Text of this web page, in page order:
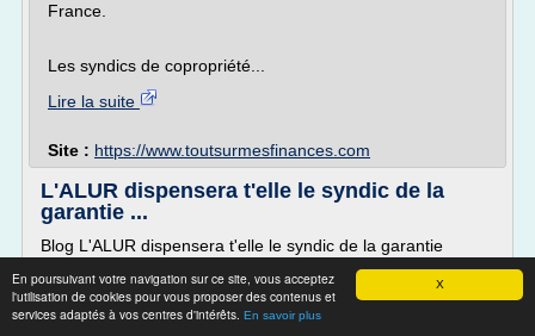
X
En poursuivant votre navigation sur ce site, vous acceptez
l'utilisation de cookies pour vous proposer des contenus et
services adaptés à vos centres d'intérêts. En savoir plus
France.
Les syndics de copropriété...
Lire la suite
Site : https://www.toutsurmesfinances.com
L'ALUR dispensera t'elle le syndic de la
garantie ...
Blog L'ALUR dispensera t'elle le syndic de la garantie
L'ALUR dispensera t'elle le syndic de la garantie financière
L'ALUR dispensera t'elle le syndic de la garantie financière